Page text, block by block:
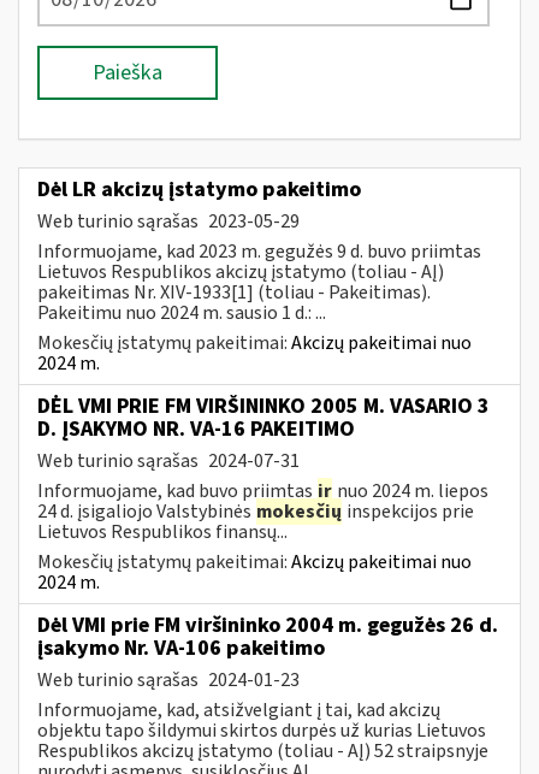
Paieška
Dėl LR akcizų įstatymo pakeitimo
Web turinio sąrašas 2023-05-29
Informuojame, kad 2023 m. gegužės 9 d. buvo priimtas
Lietuvos Respublikos akcizų įstatymo (toliau - AĮ)
pakeitimas Nr. XIV-1933[1] (toliau - Pakeitimas).
Pakeitimu nuo 2024 m. sausio 1 d.: ...
Mokesčių įstatymų pakeitimai:Akcizų pakeitimai nuo
2024 m.
DĖL VMI PRIE FM VIRŠININKO 2005 M. VASARIO 3
D. ĮSAKYMO NR. VA-16 PAKEITIMO
Web turinio sąrašas 2024-07-31
Informuojame, kad buvo priimtas ir nuo 2024 m. liepos
24 d. įsigaliojo Valstybinės mokesčių inspekcijos prie
Lietuvos Respublikos finansų...
Mokesčių įstatymų pakeitimai:Akcizų pakeitimai nuo
2024 m.
Dėl VMI prie FM viršininko 2004 m. gegužės 26 d.
įsakymo Nr. VA-106 pakeitimo
Web turinio sąrašas 2024-01-23
Informuojame, kad, atsižvelgiant į tai, kad akcizų
objektu tapo šildymui skirtos durpės už kurias Lietuvos
Respublikos akcizų įstatymo (toliau - AĮ) 52 straipsnyje